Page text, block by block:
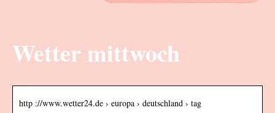
Wetter mittwoch
http ://www.wetter24.de › europa › deutschland › tag